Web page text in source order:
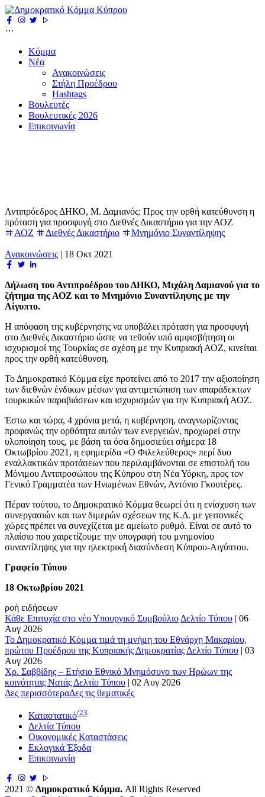
Κόμμα
Νέα
Ανακοινώσεις
Στήλη Προέδρου
Hashtags
Βουλευτές
Βουλευτικές 2026
Επικοινωνία
Αντιπρόεδρος ΔΗΚΟ, Μ. Δαμιανός: Προς την ορθή κατεύθυνση η
πρόταση για προσφυγή στο Διεθνές Δικαστήριο για την ΑΟΖ
ΑΟΖ
Διεθνές Δικαστήριο Μνημόνιο Συναντίληψης
Ανακοινώσεις | 18 Οκτ 2021
Δήλωση του Αντιπροέδρου του ΔΗΚΟ, Μιχάλη Δαμιανού για το
ζήτημα της ΑΟΖ και το Μνημόνιο Συναντίληψης με την
Αίγυπτο.
Η απόφαση της κυβέρνησης να υποβάλει πρόταση για προσφυγή
στο Διεθνές Δικαστήριο ώστε να τεθούν υπό αμφισβήτηση οι
ισχυρισμοί της Τουρκίας σε σχέση με την Κυπριακή ΑΟΖ, κινείται
προς την ορθή κατεύθυνση.
Το Δημοκρατικό Κόμμα είχε προτείνει από το 2017 την αξιοποίηση
των διεθνών ένδικων μέσων για αντιμετώπιση των απαράδεκτων
τουρκικών παραβιάσεων και ισχυρισμών για την Κυπριακή ΑΟΖ.
Έστω και τώρα, 4 χρόνια μετά, η κυβέρνηση, αναγνωρίζοντας
προφανώς την ορθότητα αυτών των ενεργειών, προχωρεί στην
υλοποίηση τους, με βάση τα όσα δημοσιεύει σήμερα 18
Οκτωβρίου 2021, η εφημερίδα «Ο Φιλελεύθερος» περί δυο
εναλλακτικών προτάσεων που περιλαμβάνονται σε επιστολή του
Μόνιμου Αντιπροσώπου της Κύπρου στη Νέα Υόρκη, προς τον
Γενικό Γραμματέα των Ηνωμένων Εθνών, Αντόνιο Γκουτέρες.
Πέραν τούτου, το Δημοκρατικό Κόμμα θεωρεί ότι η ενίσχυση των
συνεργασιών και των διμερών σχέσεων της Κ.Δ. με γειτονικές
χώρες πρέπει να συνεχίζεται με αμείωτο ρυθμό. Είναι σε αυτό το
πλαίσιο που χαιρετίζουμε την υπογραφή του μνημονίου
συναντίληψης για την ηλεκτρική διασύνδεση Κύπρου-Αιγύπτου.
Γραφείο Τύπου
18 Οκτωβρίου 2021
ροή ειδήσεων
Κάθε Επιτυχία στο νέο Υπουργικό Συμβούλιο Δελτίο Τύπου | 06
Αυγ 2026
Το Δημοκρατικό Κόμμα τιμά τη μνήμη του Εθνάρχη Μακαρίου,
πρώτου Προέδρου της Κυπριακής Δημοκρατίας Δελτίο Τύπου | 03
Αυγ 2026
Χρ. Σαββίδης – Ετήσιο Εθνικό Μνημόσυνο των Ηρώων της
κοινότητας Νατάς Δελτίο Τύπου | 02 Αυγ 2026
Δες περισσότεραΔες τις θεματικές
Καταστατικό/23
Δελτία Τύπου
Οικονομικές Καταστάσεις
Εκλογικά Έξοδα
Επικοινωνία
2021 © Δημοκρατικό Κόμμα. All Rights Reserved